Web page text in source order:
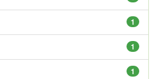
1
1
1